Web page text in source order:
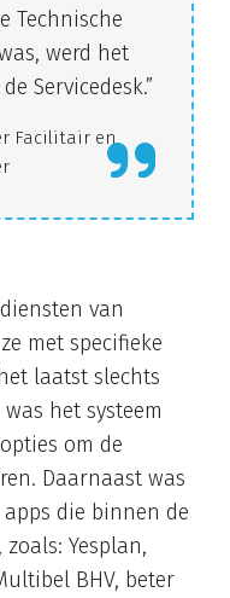
Technische
werd het
Servicedesk.”
Facilitair en
van
met specifieke
laatst slechts
het systeem
om de
Daarnaast was
die binnen de
Yesplan,
BHV, beter